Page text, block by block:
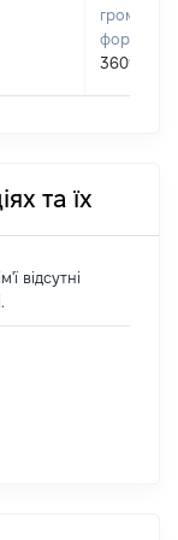
36098763
та їх
відсутні